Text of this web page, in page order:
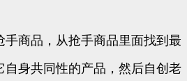
手商品，从抢手商品里面找到最
自身共同性的产品，然后自创老